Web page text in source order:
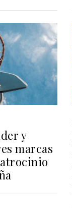
y
marcas